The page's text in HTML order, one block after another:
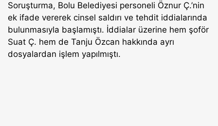
Soruşturma, Bolu Belediyesi personeli Öznur Ç.’nin
ek ifade vererek cinsel saldırı ve tehdit iddialarında
bulunmasıyla başlamıştı. İddialar üzerine hem şoför
Suat Ç. hem de Tanju Özcan hakkında ayrı
dosyalardan işlem yapılmıştı.